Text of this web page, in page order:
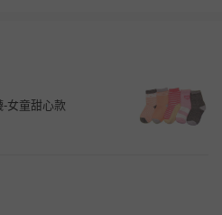
女童甜心款